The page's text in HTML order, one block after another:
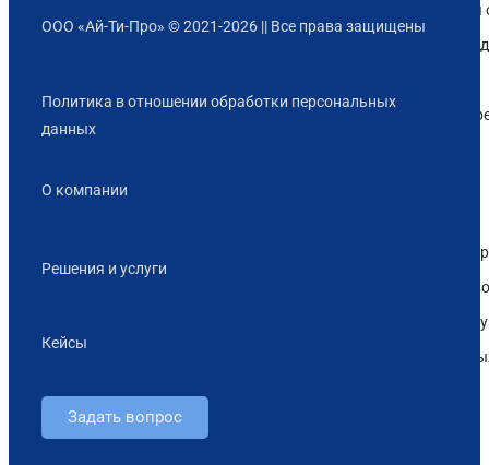
инфраструктура
Выполнение
Серверное
СХД для 1С,
и хранения
ООО «Ай-Ти-Про» © 2021-2026 || Все права защищены
Политика в отношении обработки персональных
данных
О компании
Решения и услуги
Кейсы
Задать вопрос